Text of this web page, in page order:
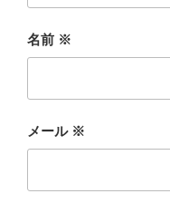
名前 ※
メール ※